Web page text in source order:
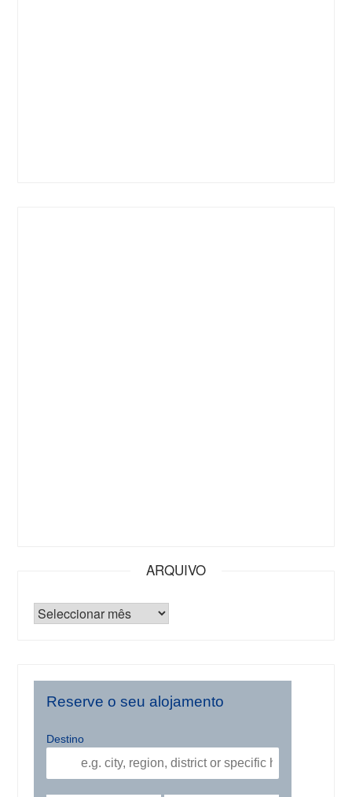
ARQUIVO
Reserve o seu alojamento
Destino